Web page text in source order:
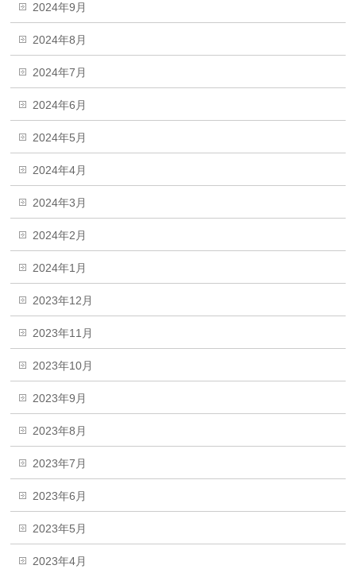
2024年9月
2024年8月
2024年7月
2024年6月
2024年5月
2024年4月
2024年3月
2024年2月
2024年1月
2023年12月
2023年11月
2023年10月
2023年9月
2023年8月
2023年7月
2023年6月
2023年5月
2023年4月